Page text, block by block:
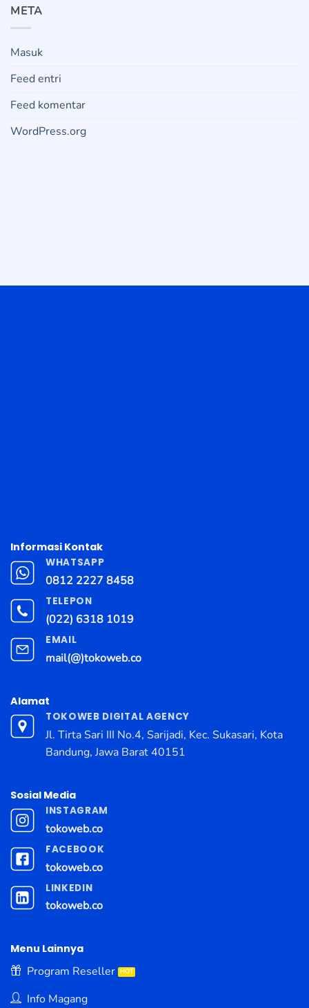
META
Masuk
Feed entri
Feed komentar
WordPress.org
Informasi Kontak
WHATSAPP
0812 2227 8458
TELEPON
(022) 6318 1019
EMAIL
mail(@)tokoweb.co
Alamat
TOKOWEB DIGITAL AGENCY
Jl. Tirta Sari III No.4, Sarijadi, Kec. Sukasari, Kota
Bandung, Jawa Barat 40151
Sosial Media
INSTAGRAM
tokoweb.co
FACEBOOK
tokoweb.co
LINKEDIN
tokoweb.co
Menu Lainnya
Program Reseller
Info Magang